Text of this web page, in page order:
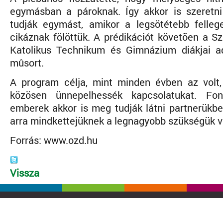
egymásban a pároknak. Így akkor is
tudják egymást, amikor a legsötétebb
cikáznak fölöttük. A prédikációt követõen a
Katolikus Technikum és Gimnázium diákjai
mûsort.
A program célja, mint minden évben az
közösen ünnepelhessék kapcsolatukat.
emberek akkor is meg tudják látni
arra mindkettejüknek a legnagyobb szükségük
Forrás: www.ozd.hu
Vissza